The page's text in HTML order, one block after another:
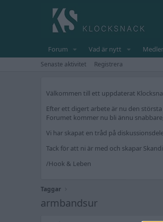
Forum Vad är nytt
Senaste aktivitet Registrera
Välkommen till ett uppdaterat
Efter ett digert arbete är nu den
Forumet kommer nu bli ännu
Vi har skapat en tråd på
Tack för att ni är med och skapar
/Hook & Leben
Taggar
armbandsur